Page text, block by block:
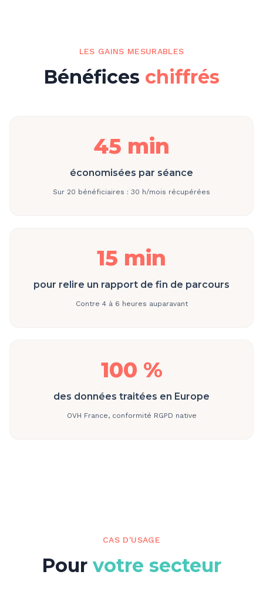
LES GAINS MESURABLES
Bénéfices chiffrés
45 min
économisées par séance
Sur 20 bénéficiaires : 30 h/mois récupérées
15 min
pour relire un rapport de fin de parcours
Contre 4 à 6 heures auparavant
100 %
des données traitées en Europe
OVH France, conformité RGPD native
CAS D'USAGE
Pour votre secteur